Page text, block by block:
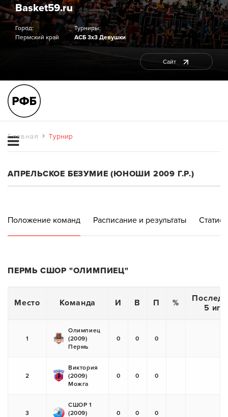
Basket59.ru
Город:
Пермский край
Турниры:
АСБ 3х3 Девушки
Сайт
Главная Турнир
АПРЕЛЬСКОЕ БЕЗУМИЕ (ЮНОШИ 2009 Г.Р.)
Положение команд Расписание и результаты
ПЕРМЬ СШОР "ОЛИМПИЕЦ"
Место Команда И В П %
5 игр
1
Олимпиец
(2009)
Пермь
0 0 0
2
Виктория
(2009)
Можга
0 0 0
3
СШОР 1
(2009)
0 0 0